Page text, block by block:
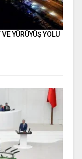
YÜRÜYÜŞ YOLU